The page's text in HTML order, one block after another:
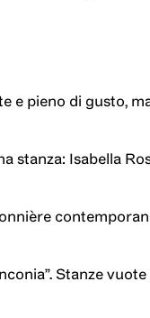
e pieno di gusto,
stanza: Isabella
Stanze